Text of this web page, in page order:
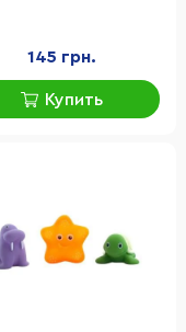
145 грн.
Купить